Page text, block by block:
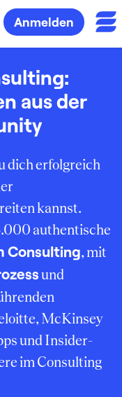
Anmelden
aus der
dich erfolgreich
kannst.
authentische
Consulting, mit
und
McKinsey
und Insider-
im Consulting